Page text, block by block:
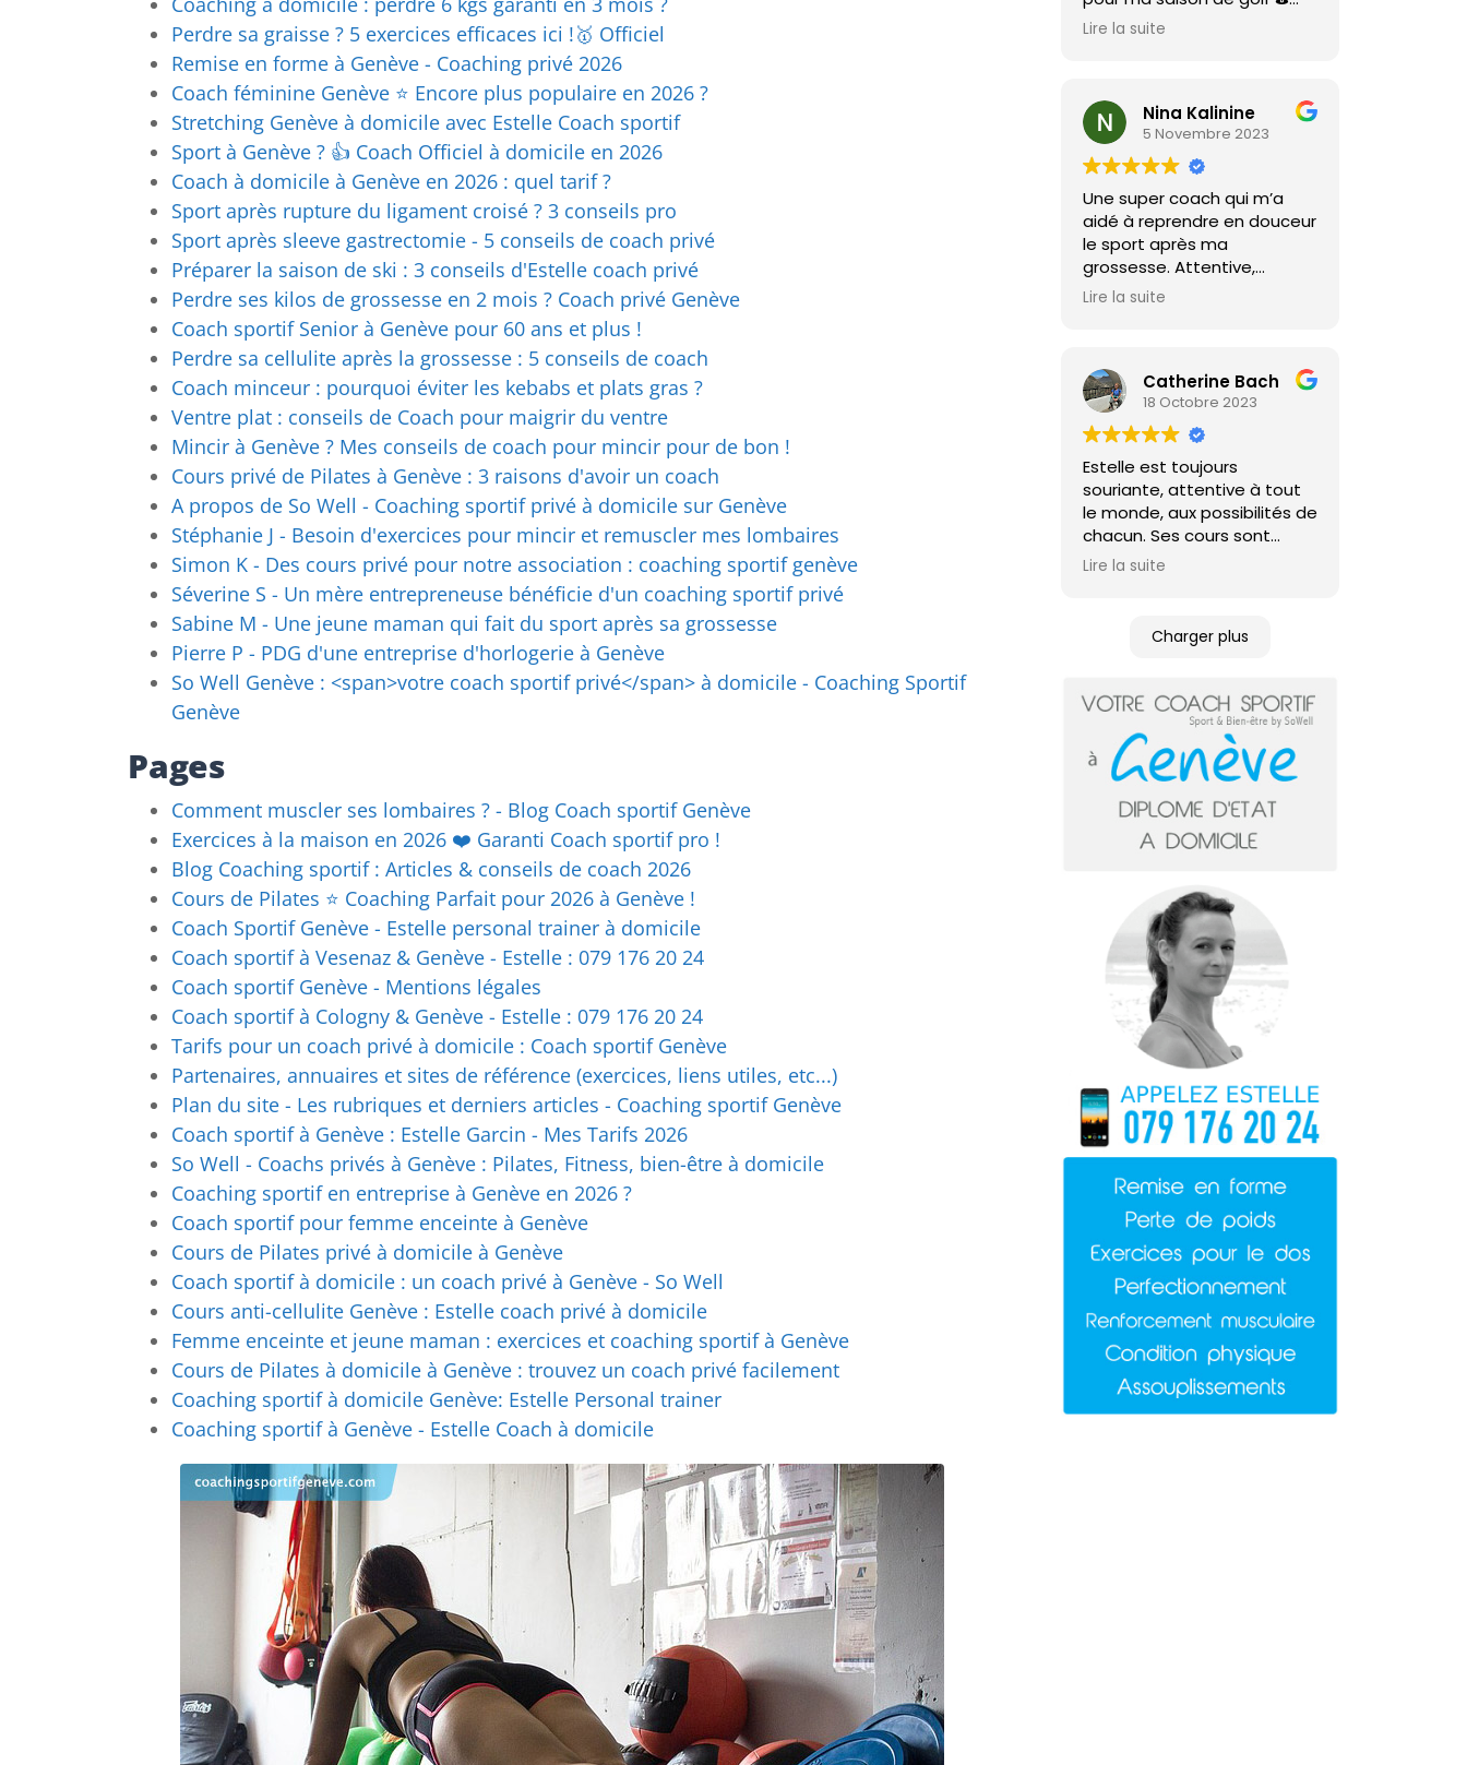
Perdre sa graisse ? 5 exercices efficaces ici !🥇 Officiel
Remise en forme à Genève - Coaching privé 2026
Coach féminine Genève ⭐ Encore plus populaire en 2026 ?
Stretching Genève à domicile avec Estelle Coach sportif
Sport à Genève ? 👍 Coach Officiel à domicile en 2026
Coach à domicile à Genève en 2026 : quel tarif ?
Sport après rupture du ligament croisé ? 3 conseils pro
Sport après sleeve gastrectomie - 5 conseils de coach privé
Préparer la saison de ski : 3 conseils d'Estelle coach privé
Perdre ses kilos de grossesse en 2 mois ? Coach privé Genève
Coach sportif Senior à Genève pour 60 ans et plus !
Perdre sa cellulite après la grossesse : 5 conseils de coach
Coach minceur : pourquoi éviter les kebabs et plats gras ?
Ventre plat : conseils de Coach pour maigrir du ventre
Mincir à Genève ? Mes conseils de coach pour mincir pour de bon !
Cours privé de Pilates à Genève : 3 raisons d'avoir un coach
A propos de So Well - Coaching sportif privé à domicile sur Genève
Stéphanie J - Besoin d'exercices pour mincir et remuscler mes lombaires
Simon K - Des cours privé pour notre association : coaching sportif genève
Séverine S - Un mère entrepreneuse bénéficie d'un coaching sportif privé
Sabine M - Une jeune maman qui fait du sport après sa grossesse
Pierre P - PDG d'une entreprise d'horlogerie à Genève
So Well Genève : <span>votre coach sportif privé</span> à domicile - Coaching Sportif
Genève
Pages
Comment muscler ses lombaires ? - Blog Coach sportif Genève
Exercices à la maison en 2026 ❤️ Garanti Coach sportif pro !
Blog Coaching sportif : Articles & conseils de coach 2026
Cours de Pilates ⭐ Coaching Parfait pour 2026 à Genève !
Coach Sportif Genève - Estelle personal trainer à domicile
Coach sportif à Vesenaz & Genève - Estelle : 079 176 20 24
Coach sportif Genève - Mentions légales
Coach sportif à Cologny & Genève - Estelle : 079 176 20 24
Tarifs pour un coach privé à domicile : Coach sportif Genève
Partenaires, annuaires et sites de référence (exercices, liens utiles, etc...)
Plan du site - Les rubriques et derniers articles - Coaching sportif Genève
Coach sportif à Genève : Estelle Garcin - Mes Tarifs 2026
So Well - Coachs privés à Genève : Pilates, Fitness, bien-être à domicile
Coaching sportif en entreprise à Genève en 2026 ?
Coach sportif pour femme enceinte à Genève
Cours de Pilates privé à domicile à Genève
Coach sportif à domicile : un coach privé à Genève - So Well
Cours anti-cellulite Genève : Estelle coach privé à domicile
Femme enceinte et jeune maman : exercices et coaching sportif à Genève
Cours de Pilates à domicile à Genève : trouvez un coach privé facilement
Coaching sportif à domicile Genève: Estelle Personal trainer
Coaching sportif à Genève - Estelle Coach à domicile
Je recommande vivement
Lire la suite
Nina Kalinine
5 Novembre 2023
Une super coach qui m’a
aidé à reprendre en douceur
le sport après ma
grossesse. Attentive,
bienveillante, très
Lire la suite
Catherine Bach
18 Octobre 2023
Estelle est toujours
souriante, attentive à tout
le monde, aux possibilités de
chacun. Ses cours sont
variés.
Lire la suite
Charger plus